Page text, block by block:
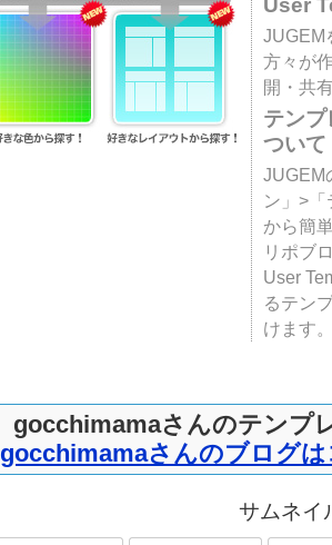
User
JUGEM
方々が
開・共
テン
ついて
JUGEM
ン」>
から簡
リポブ
User
るテン
けます
gocchimamaさんのテンプ
gocchimamaさんのブログ
サムネイ